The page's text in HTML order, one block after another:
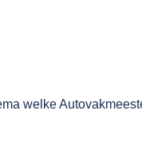
welke